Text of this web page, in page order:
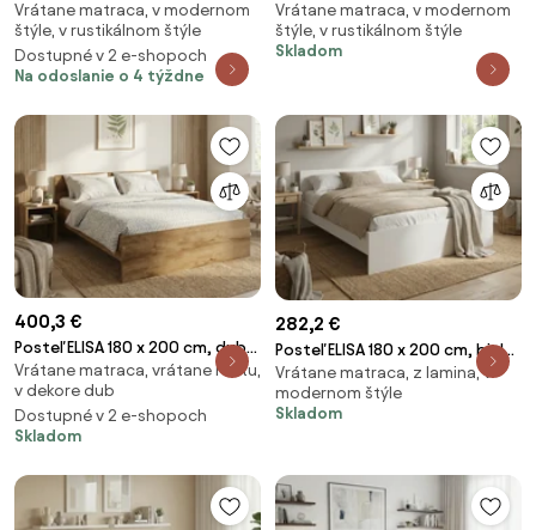
Rošt: Bez roštu, Matrac:
Matrac SOMMERA 18 cm
Vrátane matraca, v modernom
štýle, v rustikálnom štýle
Dostupné v 2 e-shopoch
Na odoslanie o 4 týždne
Rošt: S latkovým roštom,
Matrac: Matrac SOMMERA 18
cm
Vrátane matraca, v modernom
štýle, v rustikálnom štýle
Skladom
400,3 €
Posteľ ELISA 180 x 200 cm, dub
artisan Rošt: S latkovým
roštom, Matrac: Matrac
SOMMERA 18 cm
Vrátane matraca, vrátane roštu,
v dekore dub
Dostupné v 2 e-shopoch
Skladom
282,2 €
Posteľ ELISA 180 x 200 cm, biela
Rošt: Bez roštu, Matrac:
Matrac DELUXE 10 cm
Vrátane matraca, z lamina, v
modernom štýle
Skladom